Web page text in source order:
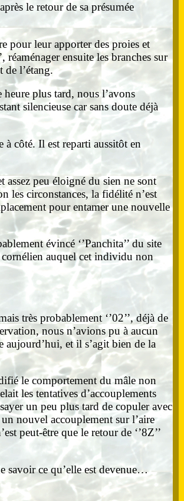
le retour de sa présumée
pour leur apporter des proies et
ensuite les branches sur
l’étang.
plus tard, nous l’avons
silencieuse car sans doute déjà
à côté. Il est reparti aussitôt en
assez peu éloigné du sien ne sont
les circonstances, la fidélité n’est
pour entamer une nouvelle
évincé ‘’Panchita’’ du site
auquel cet individu non
très probablement ‘’02’’, déjà de
nous n’avions pu à aucun
et il s’agit bien de la
le comportement du mâle non
les tentatives d’accouplements
un peu plus tard de copuler avec
nouvel accouplement sur l’aire
peut-être que le retour de ‘’8Z’’
savoir ce qu’elle est devenue…